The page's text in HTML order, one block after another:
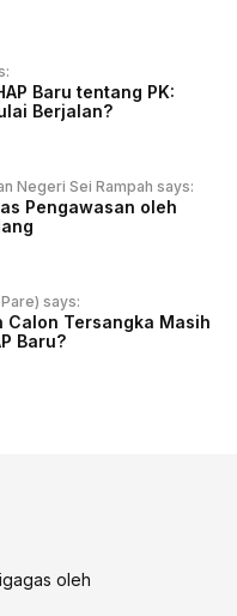
Baru tentang PK:
Berjalan?
Negeri Sei Rampah says:
Pengawasan oleh
says:
Calon Tersangka Masih
Baru?
oleh